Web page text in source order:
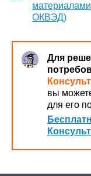
ОКВЭД)
Для
вы
для его